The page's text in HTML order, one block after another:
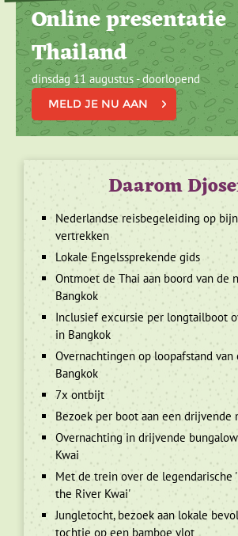
Online presentatie
Thailand
dinsdag 11 augustus - doorlopend
MELD JE NU AAN
Daarom
Nederlandse reisbegeleiding op
vertrekken
Lokale Engelssprekende gids
Ontmoet de Thai aan boord van de
Bangkok
Inclusief excursie per longtailboot
in Bangkok
Overnachtingen op loopafstand van
Bangkok
7x ontbijt
Bezoek per boot aan een drijvende
Overnachting in drijvende
Kwai
Met de trein over de legendarische
the River Kwai'
Jungletocht, bezoek aan lokale
tochtje op een bamboe vlot